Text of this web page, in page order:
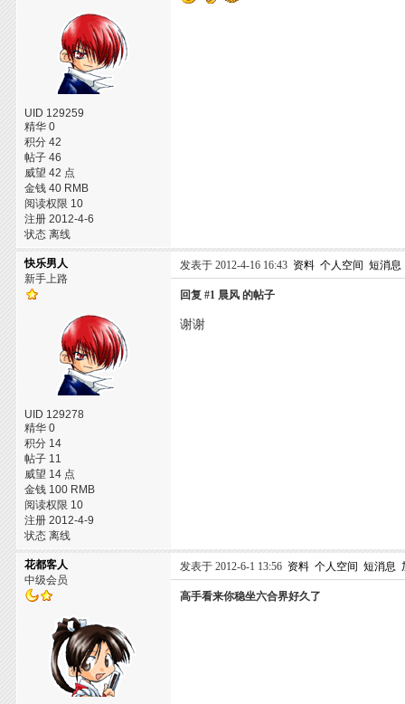
UID 129259
精华 0
积分 42
帖子 46
威望 42 点
金钱 40 RMB
阅读权限 10
注册 2012-4-6
状态 离线
快乐男人
新手上路
UID 129278
精华 0
积分 14
帖子 11
威望 14 点
金钱 100 RMB
阅读权限 10
注册 2012-4-9
状态 离线
发表于 2012-4-16 16:43 资料 个人空间 短消息
回复 #1 晨风 的帖子
谢谢
花都客人
中级会员
发表于 2012-6-1 13:56 资料 个人空间 短消息
高手看来你稳坐六合界好久了